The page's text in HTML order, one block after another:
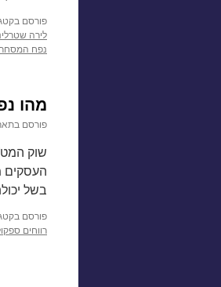
פורסם
לירה
נפח המסחר
מהו
פורסם
שוק
העסקים
בשל
פורסם
רווחים